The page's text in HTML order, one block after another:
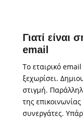
Γιατί είναι
email
Το εταιρικό
ξεχωρίσει.
στιγμή.
της
συνεργάτες.